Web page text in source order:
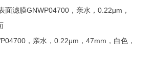
面滤膜GNWP04700，亲水，0.22μm，
，亲水，0.22μm，47mm，白色，